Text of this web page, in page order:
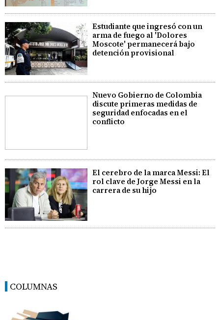
Estudiante que ingresó con un
arma de fuego al 'Dolores
Moscote' permanecerá bajo
detención provisional
Nuevo Gobierno de Colombia
discute primeras medidas de
seguridad enfocadas en el
conflicto
El cerebro de la marca Messi: El
rol clave de Jorge Messi en la
carrera de su hijo
COLUMNAS